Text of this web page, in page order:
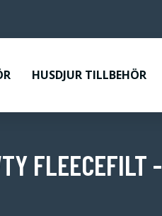
HUSDJUR TILLBEHÖR
FLEECEFILT -